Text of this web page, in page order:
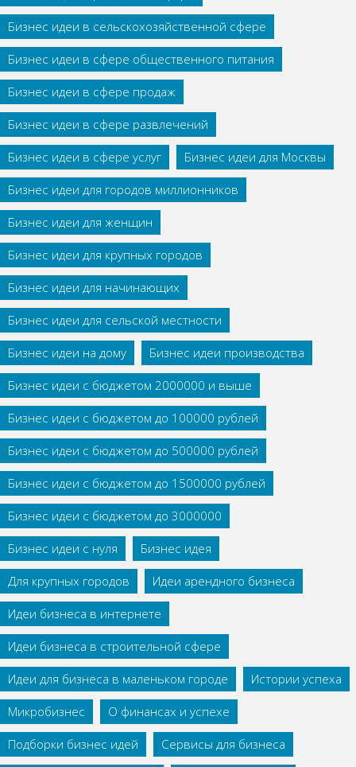
Бизнес идеи в сельскохозяйственной сфере
Бизнес идеи в сфере общественного питания
Бизнес идеи в сфере продаж
Бизнес идеи в сфере развлечений
Бизнес идеи в сфере услуг
Бизнес идеи для Москвы
Бизнес идеи для городов миллионников
Бизнес идеи для женщин
Бизнес идеи для крупных городов
Бизнес идеи для начинающих
Бизнес идеи для сельской местности
Бизнес идеи на дому
Бизнес идеи производства
Бизнес идеи с бюджетом 2000000 и выше
Бизнес идеи с бюджетом до 100000 рублей
Бизнес идеи с бюджетом до 500000 рублей
Бизнес идеи с бюджетом до 1500000 рублей
Бизнес идеи с бюджетом до 3000000
Бизнес идеи с нуля
Бизнес идея
Для крупных городов
Идеи арендного бизнеса
Идеи бизнеса в интернете
Идеи бизнеса в строительной сфере
Идеи для бизнеса в маленьком городе
Истории успеха
Микробизнес
О финансах и успехе
Подборки бизнес идей
Сервисы для бизнеса